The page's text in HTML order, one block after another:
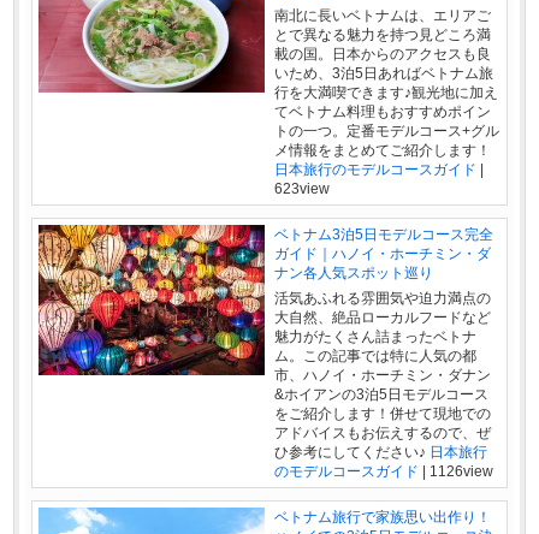
南北に長いベトナムは、エリアご
とで異なる魅力を持つ見どころ満
載の国。日本からのアクセスも良
いため、3泊5日あればベトナム旅
行を大満喫できます♪観光地に加え
てベトナム料理もおすすめポイン
トの一つ。定番モデルコース+グル
メ情報をまとめてご紹介します！
日本旅行のモデルコースガイド |
623view
ベトナム3泊5日モデルコース完全
ガイド｜ハノイ・ホーチミン・ダ
ナン各人気スポット巡り
活気あふれる雰囲気や迫力満点の
大自然、絶品ローカルフードなど
魅力がたくさん詰まったベトナ
ム。この記事では特に人気の都
市、ハノイ・ホーチミン・ダナン
&ホイアンの3泊5日モデルコース
をご紹介します！併せて現地での
アドバイスもお伝えするので、ぜ
ひ参考にしてください♪ 日本旅行
のモデルコースガイド | 1126view
ベトナム旅行で家族思い出作り！